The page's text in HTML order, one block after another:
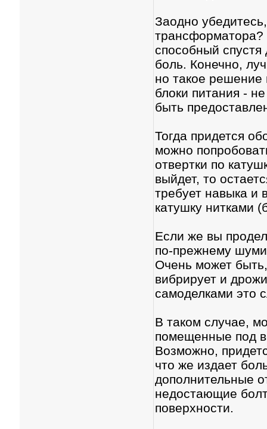
Заодно
трансформатора?
способный
боль. Конечно,
но такое решение
блоки питания -
быть
Тогда придется
можно
отвертки по
выйдет, то
требует навыка и
катушку нитками
Если же вы
по-прежнему
Очень может
вибрирует и
самоделками это
В таком случае,
помещенные под
Возможно,
что же издает
дополнительные
недостающие
поверхности.